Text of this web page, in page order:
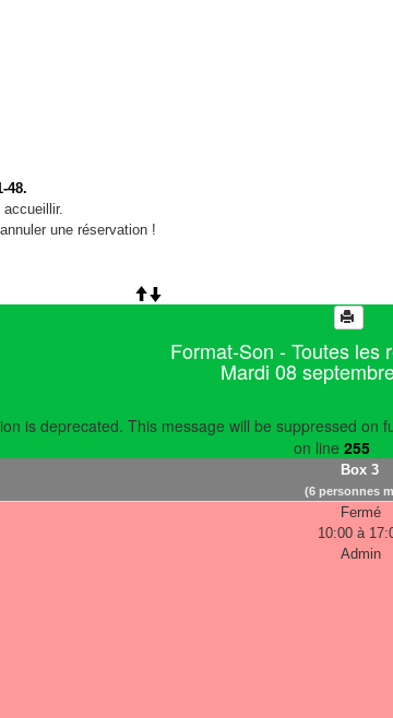
48.
une réservation !
Format-Son - Toutes les
Mardi 08
is deprecated. This message will be suppressed on
on line 255
Box 3
(6 personnes
Fermé
10:00 à
Admin